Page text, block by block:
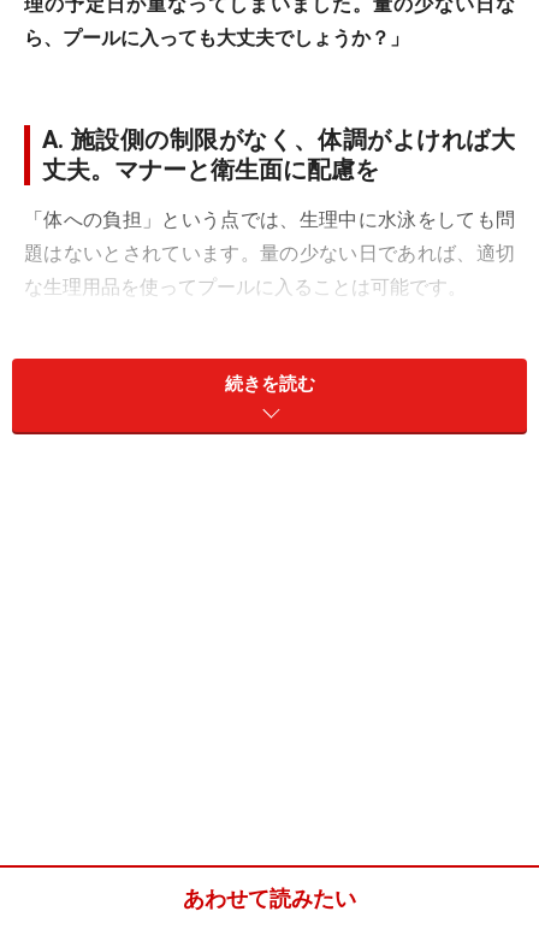
ら、プールに入っても大丈夫でしょうか？」
A. 施設側の制限がなく、体調がよければ大
丈夫。マナーと衛生面に配慮を
「体への負担」という点では、生理中に水泳をしても問
題はないとされています。量の少ない日であれば、適切
な生理用品を使ってプールに入ることは可能です。
調がある場合は、避けた方が良いでしょう。
続きを読む
あわせて読みたい